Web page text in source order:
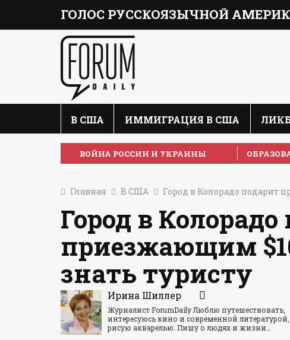
ГОЛОС РУССКОЯЗЫЧНОЙ
В США ИММИГРАЦИЯ В США
ВОЙНА РОССИИ И УКРАИНЫ
Главная В США Город в Колорадо подарит
Город в
приезжающим
знать туристу
Ирина Шиллер
Журналист ForumDaily Люблю путешествовать,
интересуюсь кино и современной литературой,
рисую акварелью. Пишу о людях и жизни…